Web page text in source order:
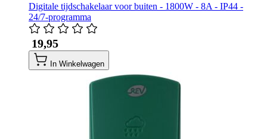
Digitale tijdschakelaar voor buiten - 1800W - 8A - IP44 -
24/7-programma
​ 19,95
In Winkelwagen